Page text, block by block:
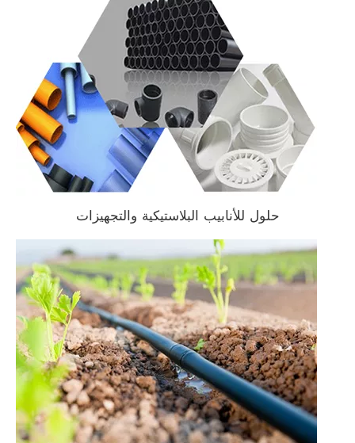
حلول للأنابيب البلاستيكية والتجهيزات